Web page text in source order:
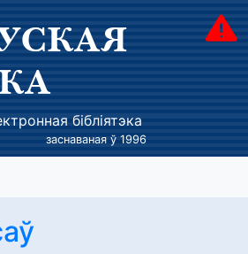
бібліятэка
заснаваная ў 1996